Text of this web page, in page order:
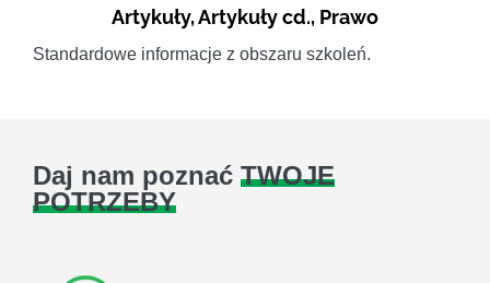
Artykuły,Artykuły cd., Prawo
Standardowe informacje z obszaru szkoleń.
Daj nam poznać TWOJE
POTRZEBY